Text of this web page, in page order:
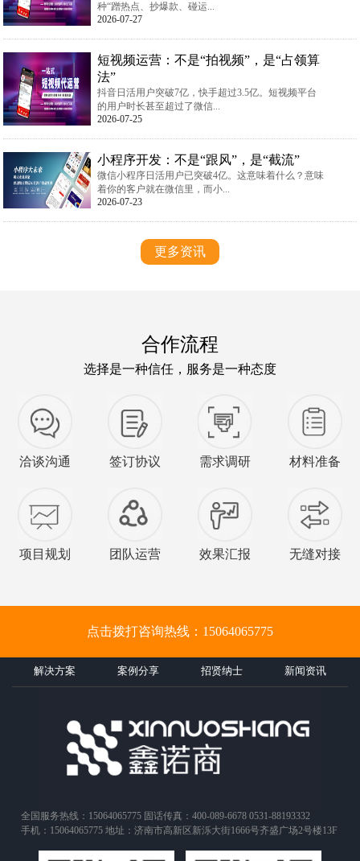
种“蹭热点、抄爆款、碰运...
2026-07-27
短视频运营：不是“拍视频”，是“占领算
法”
抖音日活用户突破7亿，快手超过3.5亿。短视频平台
的用户时长甚至超过了微信...
2026-07-25
小程序开发：不是“跟风”，是“截流”
微信小程序日活用户已突破4亿。这意味着什么？意味
着你的客户就在微信里，而小...
2026-07-23
更多资讯
合作流程
选择是一种信任，服务是一种态度
洽谈沟通 签订协议 需求调研 材料准备
项目规划 团队运营 效果汇报 无缝对接
点击拨打咨询热线：15064065775
解决方案 案例分享 招贤纳士 新闻资讯
全国服务热线：15064065775 固话传真：400-089-6678 0531-88193332
手机：15064065775 地址：济南市高新区新泺大街1666号齐盛广场2号楼13F